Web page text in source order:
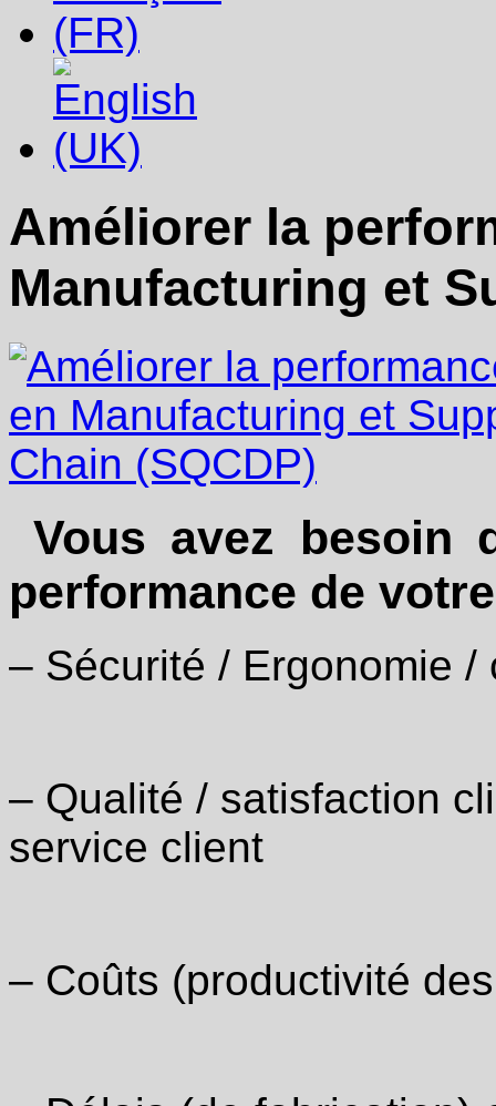
Améliorer la
Manufacturing et
Vous avez besoin
performance de
‒ Sécurité / Ergonomie
‒ Qualité / satisfaction
service client
‒ Coûts (productivité